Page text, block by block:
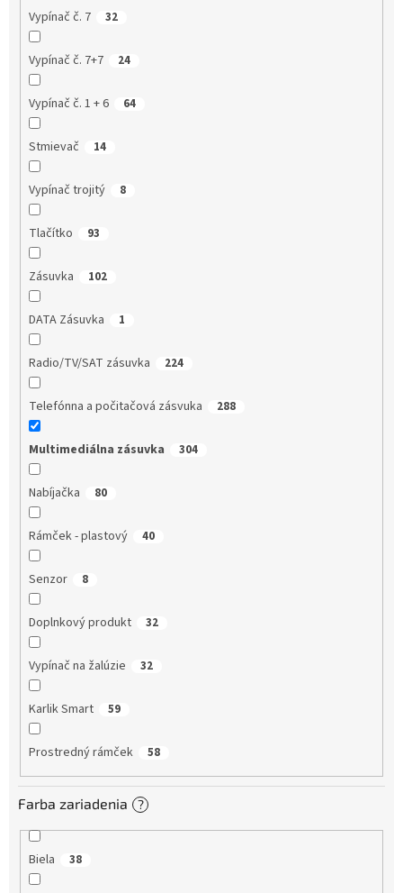
Vypínač č. 7 32
Vypínač č. 7+7 24
Vypínač č. 1 + 6 64
Stmievač 14
Vypínač trojitý 8
Tlačítko 93
Zásuvka 102
DATA Zásuvka 1
Radio/TV/SAT zásuvka 224
Telefónna a počitačová zásvuka 288
Multimediálna zásuvka 304
Nabíjačka 80
Rámček - plastový 40
Senzor 8
Doplnkový produkt 32
Vypínač na žalúzie 32
Karlik Smart 59
Prostredný rámček 58
Farba zariadenia ?
Biela 38